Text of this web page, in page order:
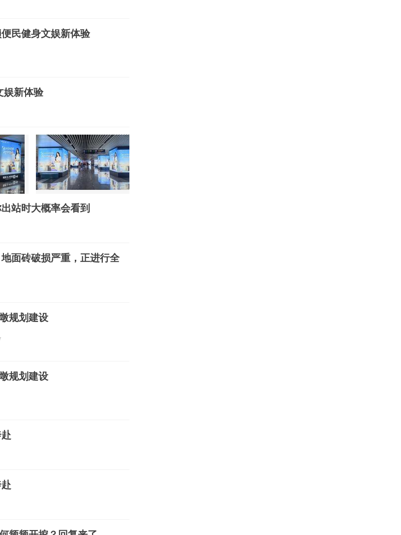
民健身文娱新体验
娱新体验
站时大概率会看到
面砖破损严重，正进行全
规划建设
规划建设